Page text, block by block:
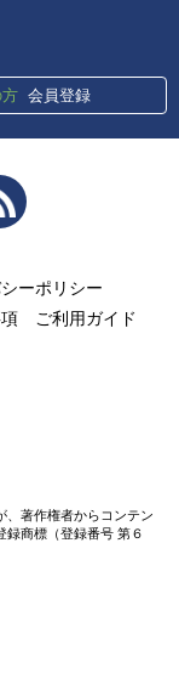
会員登録
ーポリシー
ご利用ガイド
、著作権者からコンテン
録商標（登録番号 第６